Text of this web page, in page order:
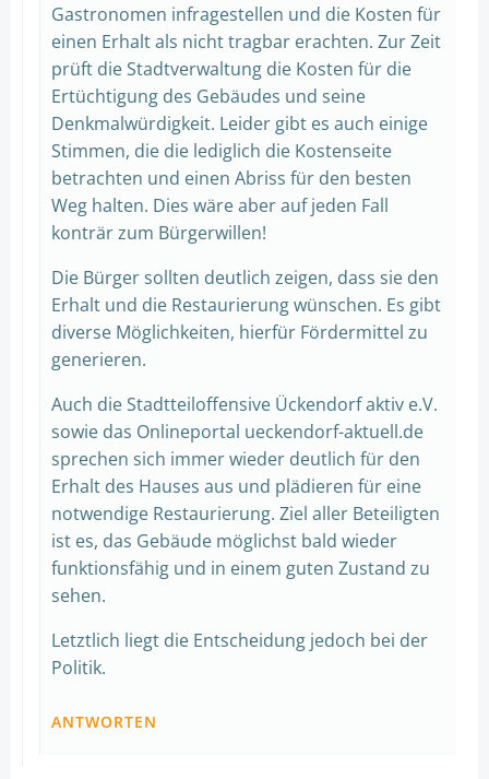
Gastronomen infragestellen und die Kosten für
einen Erhalt als nicht tragbar erachten. Zur Zeit
prüft die Stadtverwaltung die Kosten für die
Ertüchtigung des Gebäudes und seine
Denkmalwürdigkeit. Leider gibt es auch einige
Stimmen, die die lediglich die Kostenseite
betrachten und einen Abriss für den besten
Weg halten. Dies wäre aber auf jeden Fall
konträr zum Bürgerwillen!
Die Bürger sollten deutlich zeigen, dass sie den
Erhalt und die Restaurierung wünschen. Es gibt
diverse Möglichkeiten, hierfür Fördermittel zu
generieren.
Auch die Stadtteiloffensive Ückendorf aktiv e.V.
sowie das Onlineportal ueckendorf-aktuell.de
sprechen sich immer wieder deutlich für den
Erhalt des Hauses aus und plädieren für eine
notwendige Restaurierung. Ziel aller Beteiligten
ist es, das Gebäude möglichst bald wieder
funktionsfähig und in einem guten Zustand zu
sehen.
Letztlich liegt die Entscheidung jedoch bei der
Politik.
ANTWORTEN